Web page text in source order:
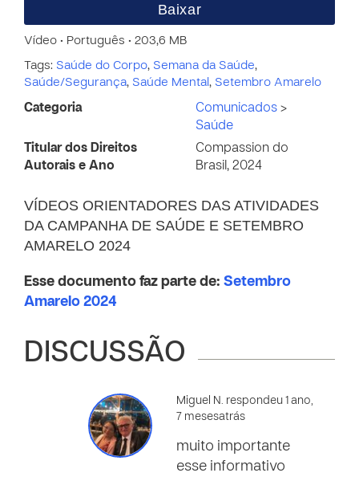
Baixar
Vídeo • Português • 203,6 MB
Tags: Saúde do Corpo, Semana da Saúde,
Saúde/Segurança, Saúde Mental , Setembro Amarelo
Categoria Comunicados >
Saúde
Titular dos Direitos
Autorais e Ano
Compassion do
Brasil, 2024
VÍDEOS ORIENTADORES DAS ATIVIDADES
DA CAMPANHA DE SAÚDE E SETEMBRO
AMARELO 2024
Esse documento faz parte de: Setembro
Amarelo 2024
DISCUSSÃO
Miguel N. respondeu 1 ano,
7 mesesatrás
muito importante
esse informativo